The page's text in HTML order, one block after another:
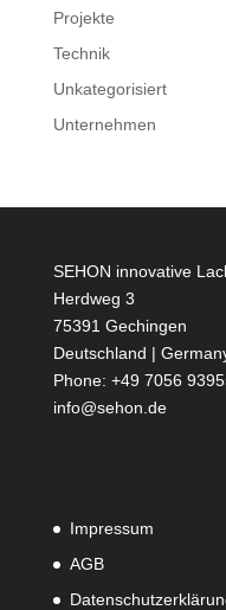
Projekte
Technik
Unkategorisiert
Unternehmen
SEHON innovative
Herdweg 3
75391 Gechingen
Deutschland |
Phone: +49 7056
info@sehon.de
Impressum
AGB